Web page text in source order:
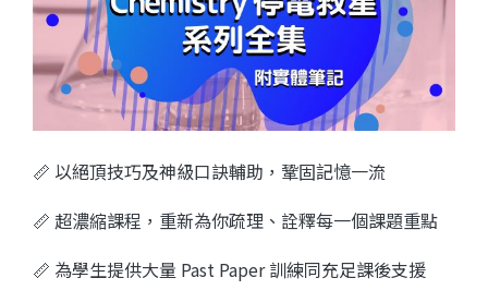
📏 以絕頂技巧及神級口訣輔助， 鞏固記憶一流
📏 超濃縮課程，重新為你疏理、詮釋每一個課題重點
📏 為學生提供大量 Past Paper 訓練同充足課後支援